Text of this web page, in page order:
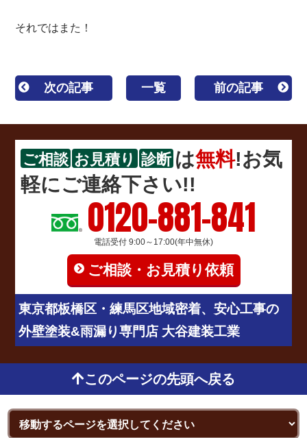
それではまた！
次の記事 一覧 前の記事
ご相談 お見積り 診断 は無料!お気
軽にご連絡下さい!!
0120-881-841
電話受付 9:00～17:00(年中無休)
ご相談・お見積り依頼
東京都板橋区・練馬区地域密着、安心工事の
外壁塗装&雨漏り専門店 大谷建装工業
このページの先頭へ戻る